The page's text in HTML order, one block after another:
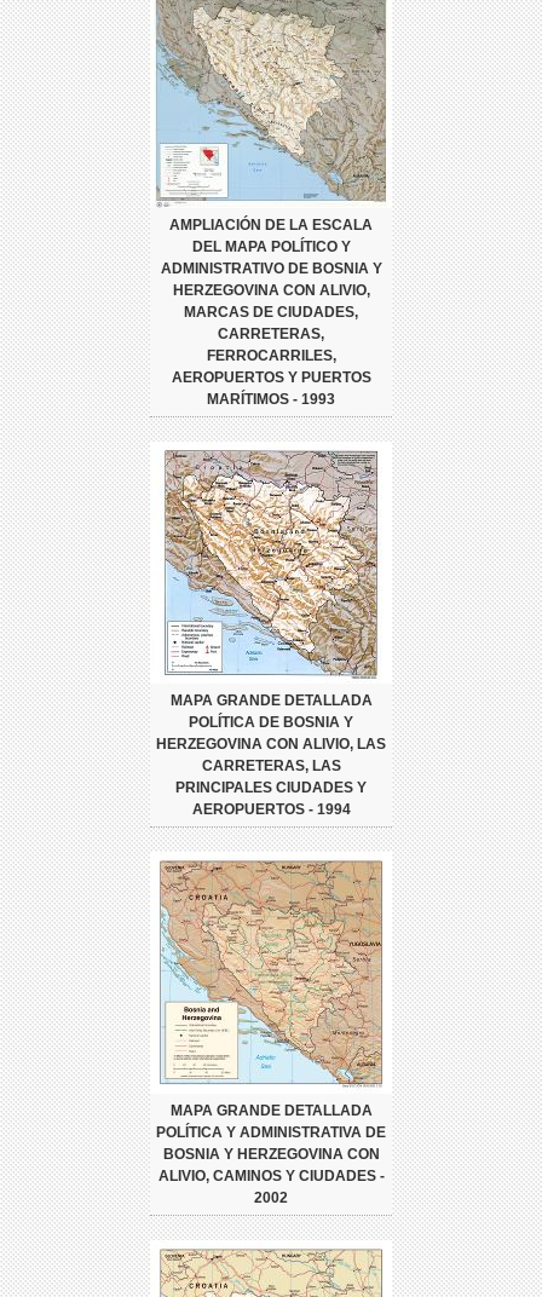
AMPLIACIÓN DE LA ESCALA
DEL MAPA POLÍTICO Y
ADMINISTRATIVO DE BOSNIA Y
HERZEGOVINA CON ALIVIO,
MARCAS DE CIUDADES,
CARRETERAS,
FERROCARRILES,
AEROPUERTOS Y PUERTOS
MARÍTIMOS - 1993
MAPA GRANDE DETALLADA
POLÍTICA DE BOSNIA Y
HERZEGOVINA CON ALIVIO, LAS
CARRETERAS, LAS
PRINCIPALES CIUDADES Y
AEROPUERTOS - 1994
MAPA GRANDE DETALLADA
POLÍTICA Y ADMINISTRATIVA DE
BOSNIA Y HERZEGOVINA CON
ALIVIO, CAMINOS Y CIUDADES -
2002